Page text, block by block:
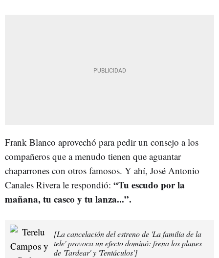
Frank Blanco aprovechó para pedir un consejo a los
compañeros que a menudo tienen que aguantar
chaparrones con otros famosos. Y ahí, José Antonio
Canales Rivera le respondió: “Tu escudo por la
mañana, tu casco y tu lanza...”.
[La cancelación del estreno de 'La familia de la
tele' provoca un efecto dominó: frena los planes
de 'Tardear' y 'Tentáculos']